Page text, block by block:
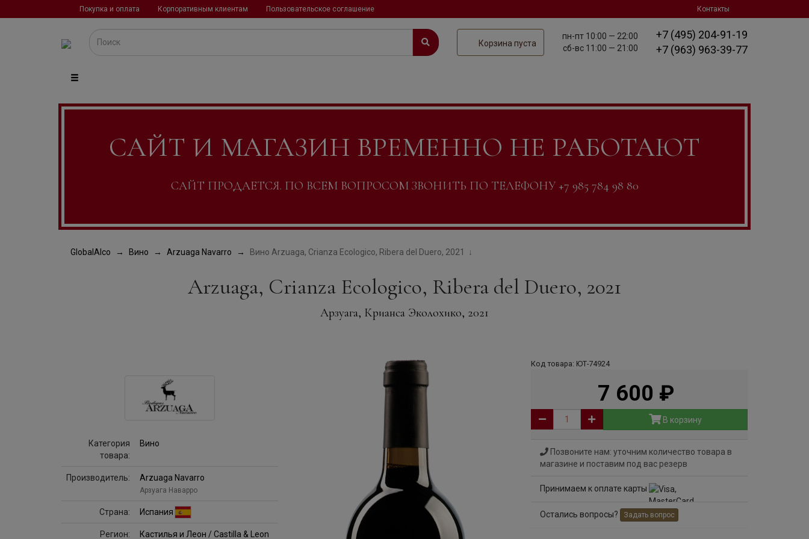
Покупка и оплата Корпоративным клиентам Пользовательское соглашение Контакты
Корзина пуста
пн-пт 10:00 — 22:00
сб-вс 11:00 — 21:00
+7 (495) 204-91-19
+7 (963) 963-39-77
САЙТ И МАГАЗИН ВРЕМЕННО НЕ РАБОТАЮТ
САЙТ ПРОДАЕТСЯ. ПО ВСЕМ ВОПРОСОМ ЗВОНИТЬ ПО ТЕЛЕФОНУ +7 985 784 98 80
GlobalAlco Вино Arzuaga Navarro Вино Arzuaga, Crianza Ecologico, Ribera del Duero, 2021
Arzuaga, Crianza Ecologico, Ribera del Duero, 2021
Арзуага, Крианса Эколохико, 2021
Код товара: ЮТ-74924
7 600
В корзину
Позвоните нам: уточним количество товара в
магазине и поставим под вас резерв
Принимаем к оплате карты
Остались вопросы? Задать вопрос
Категория
товара:
Вино
Производитель: Arzuaga Navarro
Арзуага Наварро
Страна: Испания
Регион: Кастилья и Леон / Castilla & Leon